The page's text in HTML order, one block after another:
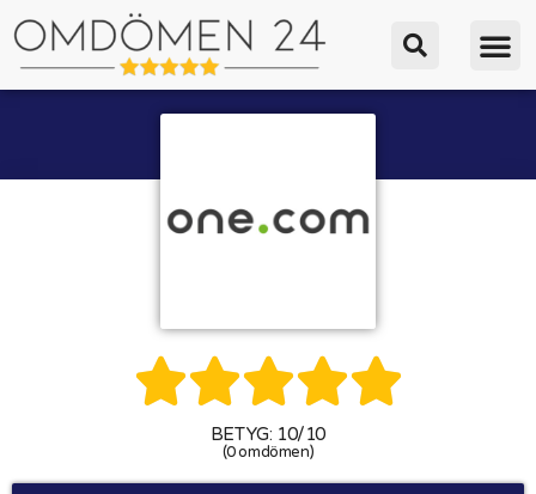

BETYG: 10/10
(0 omdömen)